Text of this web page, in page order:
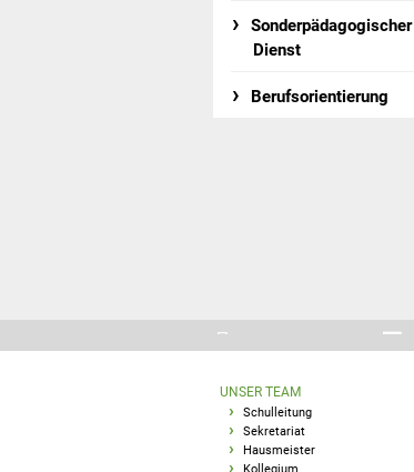
Sonderpädagogischer
Dienst
Berufsorientierung
UNSER TEAM
Schulleitung
Sekretariat
Hausmeister